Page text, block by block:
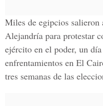
Miles de egipcios
Alejandría para protestar
ejército en el poder, un
enfrentamientos en El
tres semanas de las